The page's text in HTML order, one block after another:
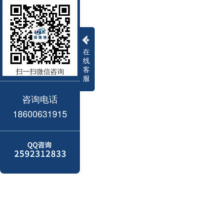
在
线
客
服
扫一扫微信咨询
咨询电话
18600631915